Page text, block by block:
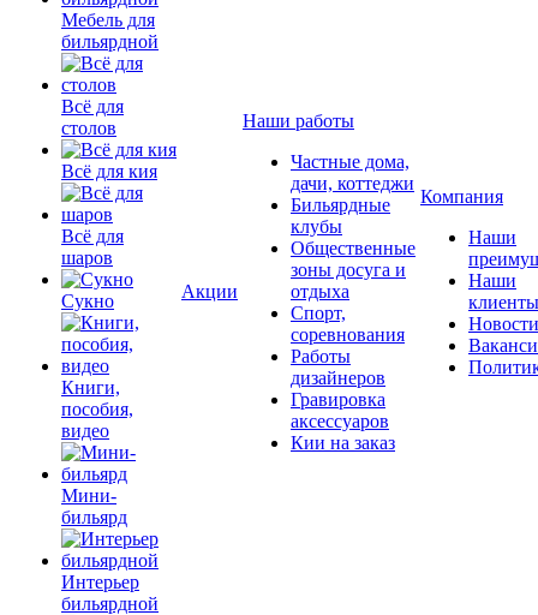
Мебель для
бильярдной
Всё для
столов
Всё для кия
Всё для
шаров
Сукно
Книги,
пособия,
видео
Мини-
бильярд
Интерьер
бильярдной
Акции
Наши работы
Частные дома,
дачи, коттеджи
Бильярдные
клубы
Общественные
зоны досуга и
отдыха
Спорт,
соревнования
Работы
дизайнеров
Гравировка
аксессуаров
Кии на заказ
Компания
Наши
Наши
клиенты
Новости